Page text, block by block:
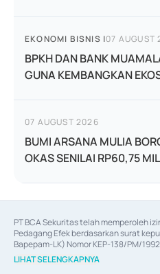
EKONOMI BISNIS |07 AUGUST
BPKH DAN BANK
GUNA KEMBANGKAN
07 AUGUST 2026
BUMI ARSANA MULIA
OKAS SENILAI RP60,75
PT BCA Sekuritas telah memperoleh
Pedagang Efek berdasarkan surat
Bapepam-LK) Nomor KEP-138/PM/
06/D.04/2014 tanggal 28 Februari
Efek berdasarkan surat keputusan
LIHAT SELENGKAPNYA